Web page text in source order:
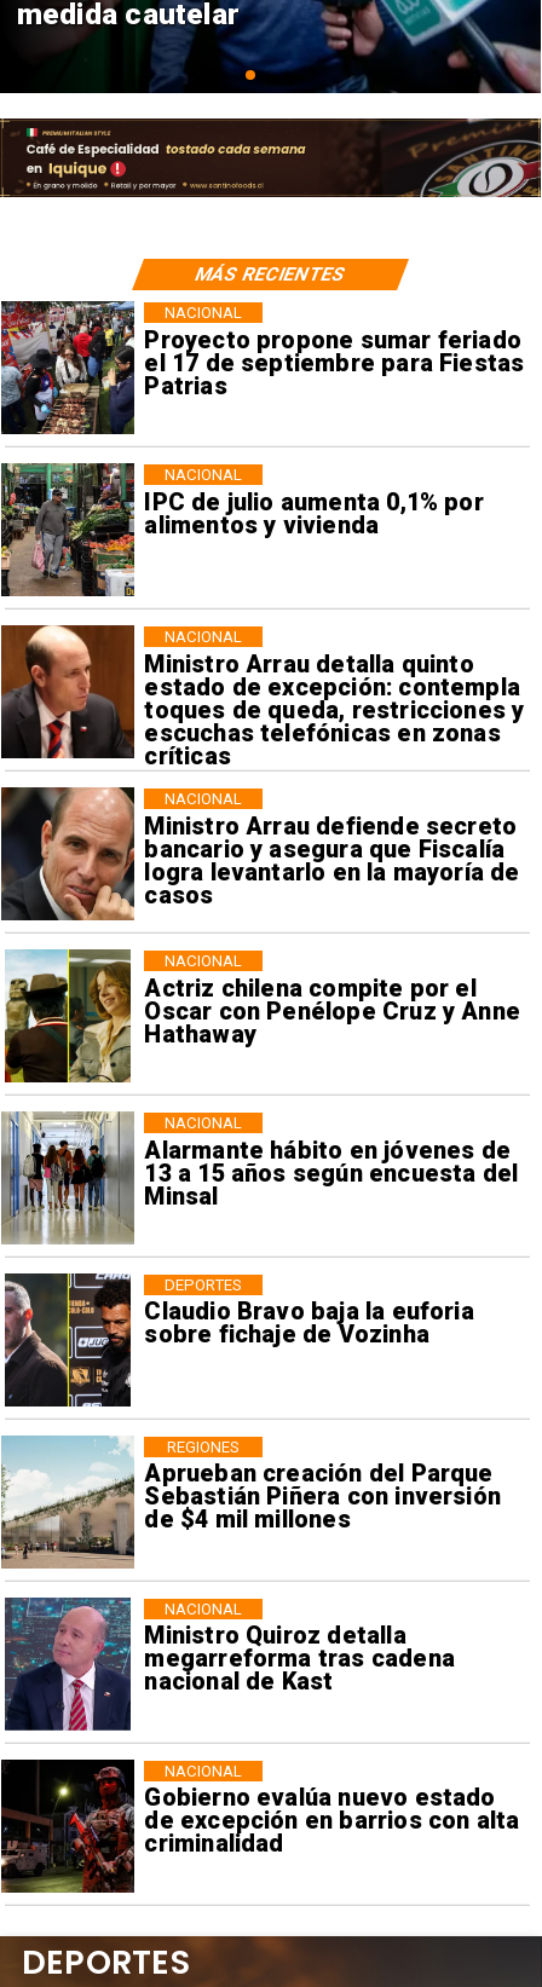
consulares
Proyecto propone sumar feriado
el 17 de septiembre para Fiestas
Patrias
NACIONAL
IPC de julio aumenta 0,1% por
alimentos y vivienda
NACIONAL
Ministro Arrau detalla quinto
estado de excepción: contempla
toques de queda, restricciones y
escuchas telefónicas en zonas
críticas
NACIONAL
Ministro Arrau defiende secreto
bancario y asegura que Fiscalía
logra levantarlo en la mayoría de
casos
NACIONAL
Actriz chilena compite por el
Oscar con Penélope Cruz y Anne
Hathaway
NACIONAL
Alarmante hábito en jóvenes de
13 a 15 años según encuesta del
Minsal
NACIONAL
Claudio Bravo baja la euforia
sobre fichaje de Vozinha
DEPORTES
Aprueban creación del Parque
Sebastián Piñera con inversión
de $4 mil millones
REGIONES
Ministro Quiroz detalla
megarreforma tras cadena
nacional de Kast
NACIONAL
Gobierno evalúa nuevo estado
de excepción en barrios con alta
criminalidad
NACIONAL
MÁS RECIENTES
DEPORTES